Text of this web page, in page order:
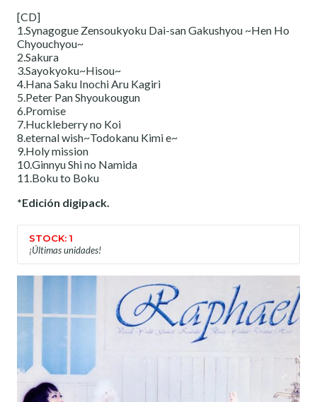
[CD]
1.Synagogue Zensoukyoku Dai-san Gakushyou ~Hen Ho
Chyouchyou~
2.Sakura
3.Sayokyoku~Hisou~
4.Hana Saku Inochi Aru Kagiri
5.Peter Pan Shyoukougun
6.Promise
7.Huckleberry no Koi
8.eternal wish~Todokanu Kimi e~
9.Holy mission
10.Ginnyu Shi no Namida
11.Boku to Boku
*Edición digipack.
STOCK: 1
¡Últimas unidades!